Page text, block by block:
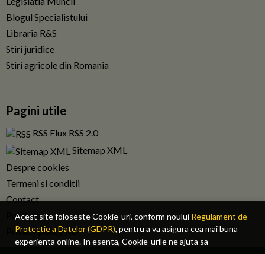
Acest site foloseste Cookie-uri, conform noului Regulament de
Protectie a Datelor (GDPR), pentru a va asigura cea mai buna
experienta online. In esenta, Cookie-urile ne ajuta sa
Blogul Specialistului
Libraria R&S
Stiri juridice
Stiri agricole din Romania
Pagini utile
RSS Flux RSS 2.0
Sitemap XML
Despre cookies
Termeni si conditii
Contact
Publicitate
Privacy policy RO